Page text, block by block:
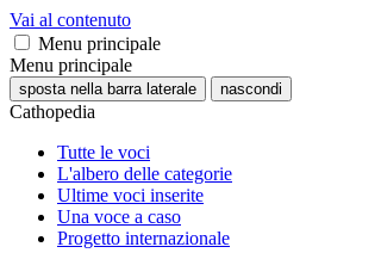
Vai al contenuto
Menu principale
Menu principale
sposta nella barra laterale nascondi
Cathopedia
Tutte le voci
L'albero delle categorie
Ultime voci inserite
Una voce a caso
Progetto internazionale